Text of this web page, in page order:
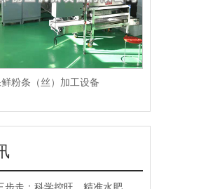
粉条（丝）加工设备